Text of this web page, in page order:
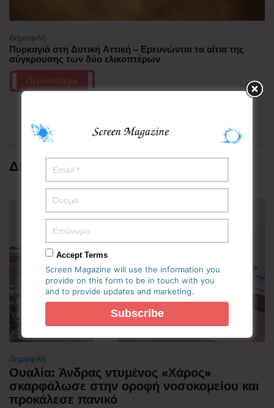
Δημοφιλή
Πυρκαγιά στη Δυτική Αττική – Ερευνώνται τα αίτια της
σύγκρουσης των δύο ελικοπτέρων
Περισσότερα
ΔΗΜΟΦΙΛΗ
Δημοφιλή
Ουαλία: Άνδρας ντυμένος «Χάρος»
σκαρφάλωσε στην οροφή νοσοκομείου και
προκάλεσε πανικό
Accept Terms
Screen Magazine will use the information you
provide on this form to be in touch with you
and to provide updates and marketing.